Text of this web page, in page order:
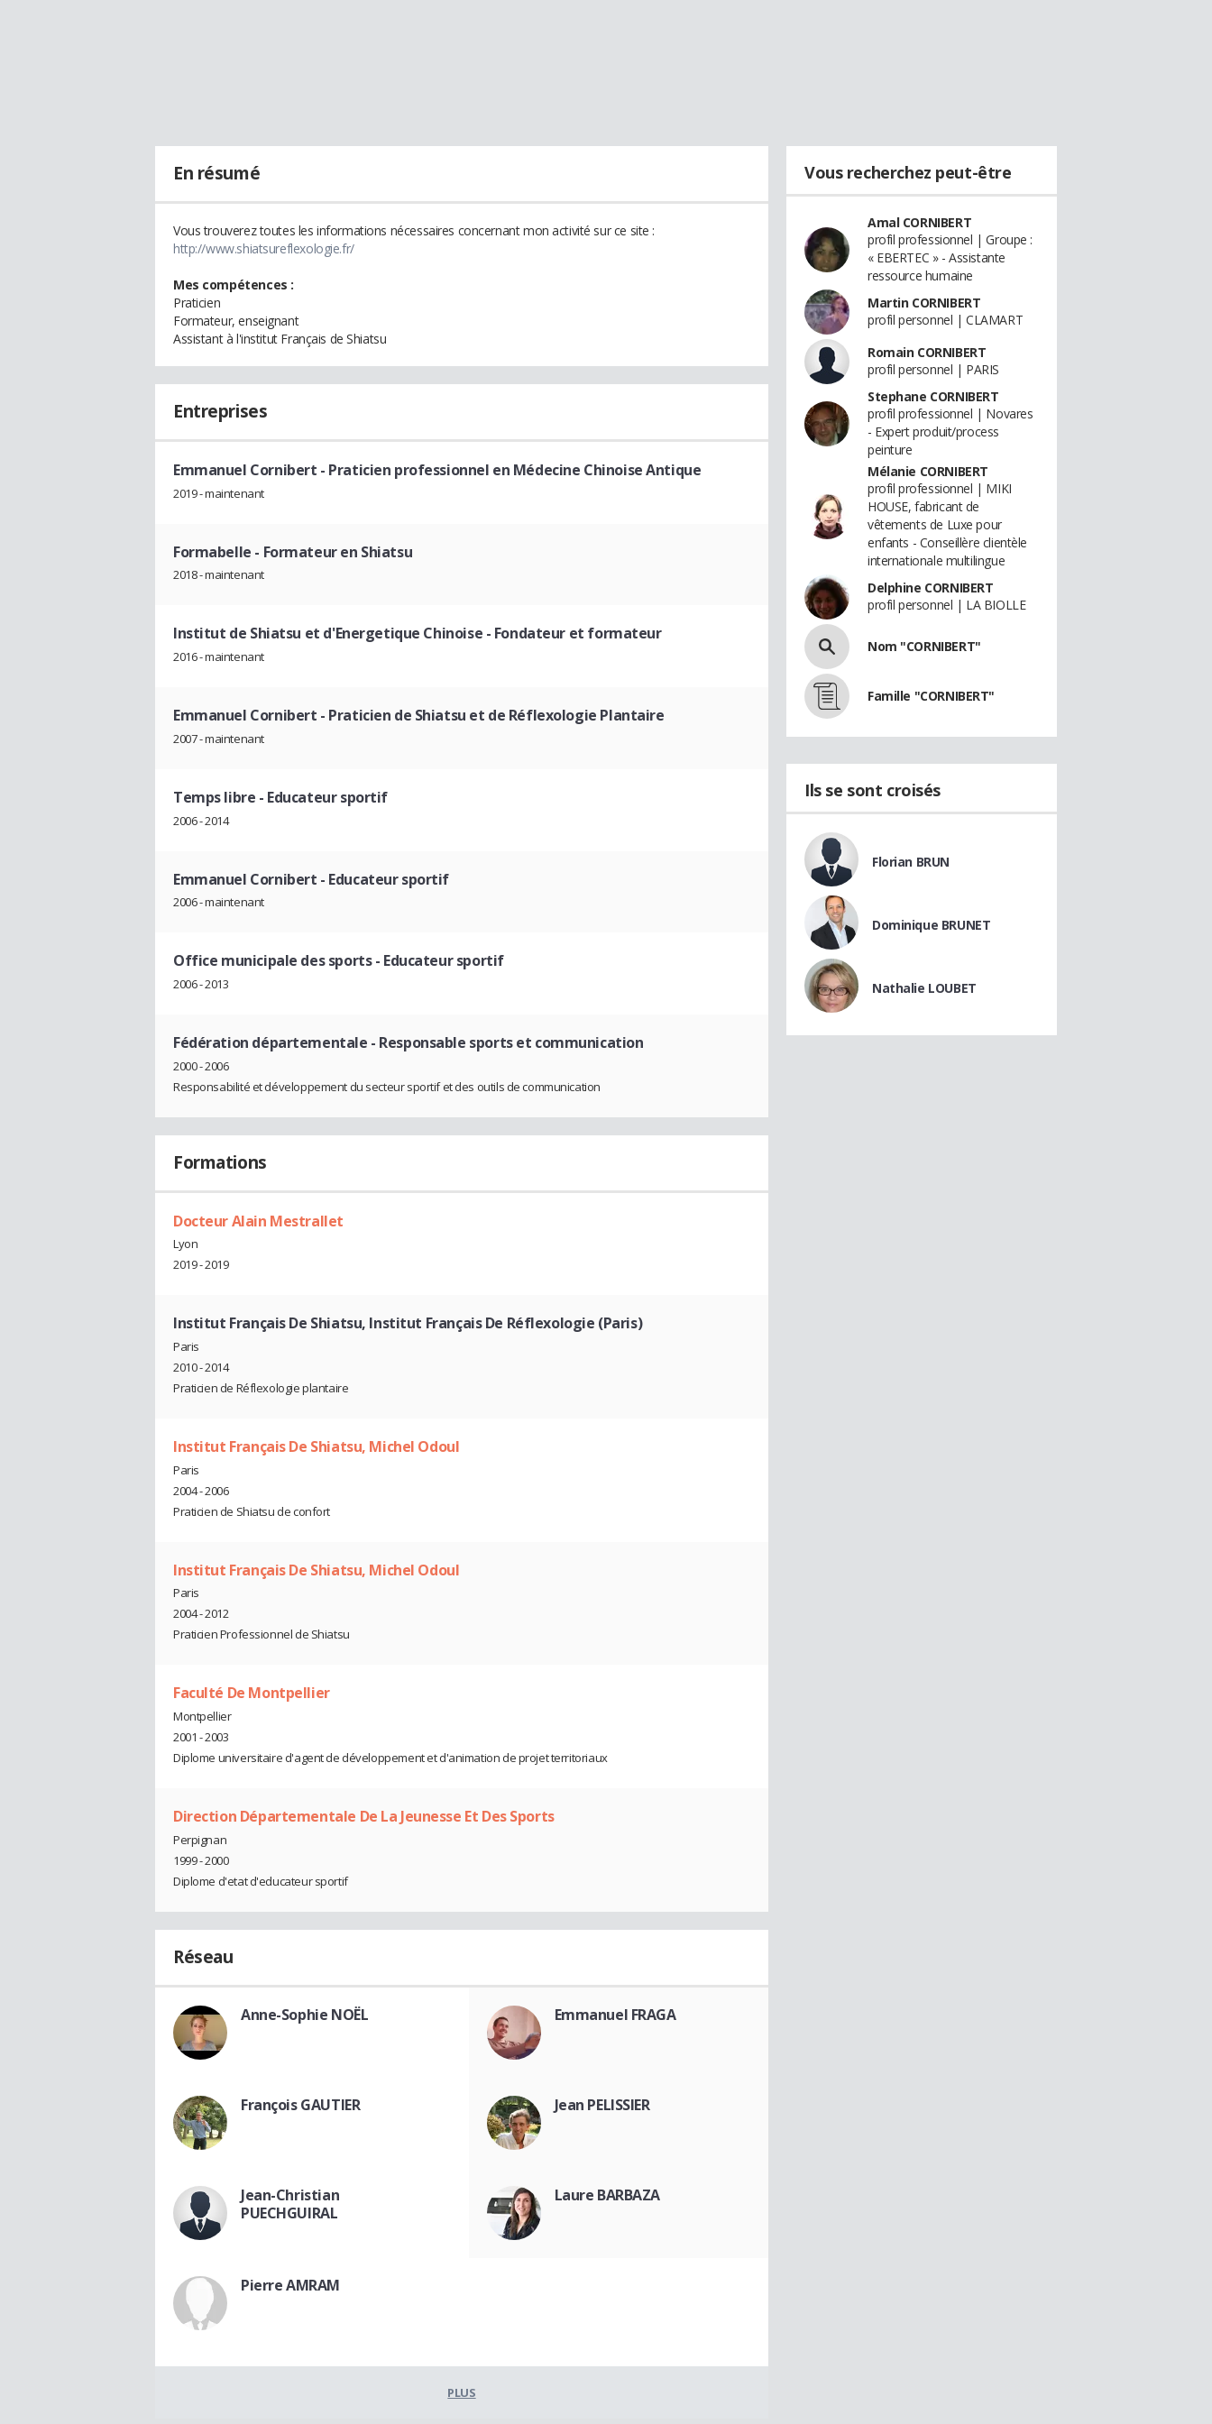
En résumé
Vous trouverez toutes les informations nécessaires concernant mon activité sur ce site :
http://www.shiatsureflexologie.fr/
Mes compétences :
Praticien
Formateur, enseignant
Assistant à l'institut Français de Shiatsu
Entreprises
Emmanuel Cornibert - Praticien professionnel en Médecine Chinoise Antique
2019 - maintenant
Formabelle - Formateur en Shiatsu
2018 - maintenant
Institut de Shiatsu et d'Energetique Chinoise - Fondateur et formateur
2016 - maintenant
Emmanuel Cornibert - Praticien de Shiatsu et de Réflexologie Plantaire
2007 - maintenant
Temps libre - Educateur sportif
2006 - 2014
Emmanuel Cornibert - Educateur sportif
2006 - maintenant
Office municipale des sports- Educateur sportif
2006 - 2013
Fédération départementale - Responsable sports et communication
2000 - 2006
Responsabilité et développement du secteur sportif et des outils de communication
Formations
Docteur Alain Mestrallet
Lyon
2019 - 2019
Institut Français De Shiatsu, Institut Français De Réflexologie (Paris)
Paris
2010 - 2014
Praticien de Réflexologie plantaire
Institut Français De Shiatsu, Michel Odoul
Paris
2004 - 2006
Praticien de Shiatsu de confort
Institut Français De Shiatsu, Michel Odoul
Paris
2004 - 2012
Praticien Professionnel de Shiatsu
Faculté De Montpellier
Montpellier
2001 - 2003
Diplome universitaire d'agent de développement et d'animation de projet territoriaux
Direction Départementale De La Jeunesse Et Des Sports
Perpignan
1999 - 2000
Diplome d'etat d'educateur sportif
Réseau
Anne-Sophie NOËL Emmanuel FRAGA
François GAUTIER Jean PELISSIER
Jean-Christian
PUECHGUIRAL
Laure BARBAZA
Pierre AMRAM
PLUS
Vous recherchez peut-être
Amal CORNIBERT
profil professionnel | Groupe :
« EBERTEC » - Assistante
ressource humaine
Martin CORNIBERT
profil personnel | CLAMART
Romain CORNIBERT
profil personnel | PARIS
Stephane CORNIBERT
profil professionnel | Novares
- Expert produit/process
peinture
Mélanie CORNIBERT
profil professionnel | MIKI
HOUSE, fabricant de
vêtements de Luxe pour
enfants - Conseillère clientèle
internationale multilingue
Delphine CORNIBERT
profil personnel | LA BIOLLE
Nom "CORNIBERT"
Famille "CORNIBERT"
Ils se sont croisés
Florian BRUN
Dominique BRUNET
Nathalie LOUBET